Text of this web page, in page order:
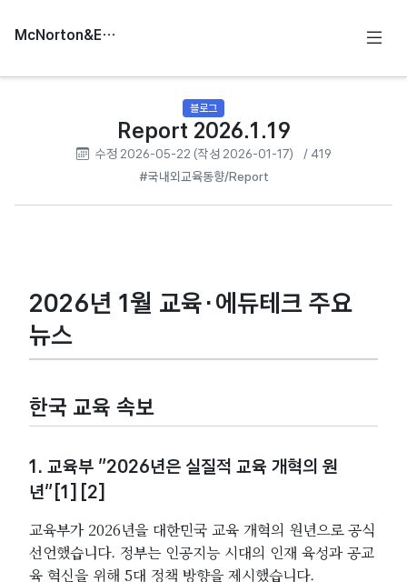
McNorton&Education
블로그
Report 2026.1.19
수정 2026-05-22 (작성 2026-01-17)
/ 419
#국내외교육동향/Report
2026년 1월 교육·에듀테크 주요
뉴스
한국 교육 속보
1. 교육부 “2026년은 실질적 교육 개혁의 원
년”[1][2]
교육부가 2026년을 대한민국 교육 개혁의 원년으로 공식
선언했습니다. 정부는 인공지능 시대의 인재 육성과 공교
육 혁신을 위해 5대 정책 방향을 제시했습니다.